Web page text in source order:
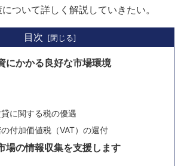
ついて詳しく解説していきたい。
目次
にかかる良好な市場環境
に関する税の優遇
付加価値税（VAT）の還付
場の情報収集を支援します